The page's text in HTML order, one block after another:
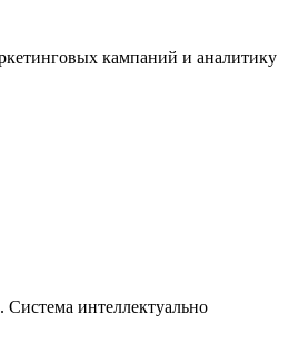
кампаний и аналитику
интеллектуально